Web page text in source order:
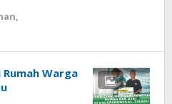
,
Warga